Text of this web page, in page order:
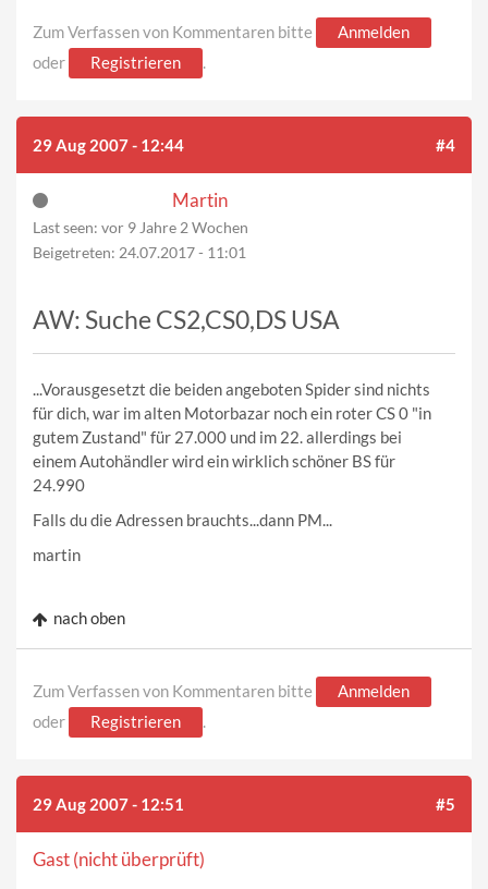
Zum Verfassen von Kommentaren bitte
Anmelden
oder
Registrieren .
29 Aug 2007 - 12:44 #4
Martin
Last seen: vor 9 Jahre 2 Wochen
Beigetreten: 24.07.2017 - 11:01
AW: Suche CS2,CS0,DS USA
...Vorausgesetzt die beiden angeboten Spider sind nichts
für dich, war im alten Motorbazar noch ein roter CS 0 "in
gutem Zustand" für 27.000 und im 22. allerdings bei
einem Autohändler wird ein wirklich schöner BS für
24.990
Falls du die Adressen brauchts...dann PM...
martin
nach oben
Zum Verfassen von Kommentaren bitte
Anmelden
oder
Registrieren .
29 Aug 2007 - 12:51 #5
Gast (nicht überprüft)